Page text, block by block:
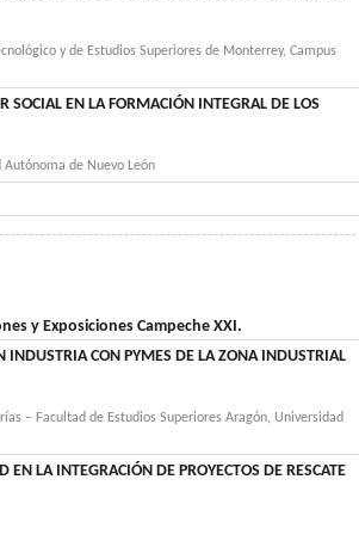
y de Estudios Superiores de Monterrey, Campus
SOCIAL EN LA FORMACIÓN INTEGRAL DE LOS
de Nuevo León
y Exposiciones Campeche XXI.
INDUSTRIA CON PYMES DE LA ZONA INDUSTRIAL
– Facultad de Estudios Superiores Aragón, Universidad
LA INTEGRACIÓN DE PROYECTOS DE RESCATE